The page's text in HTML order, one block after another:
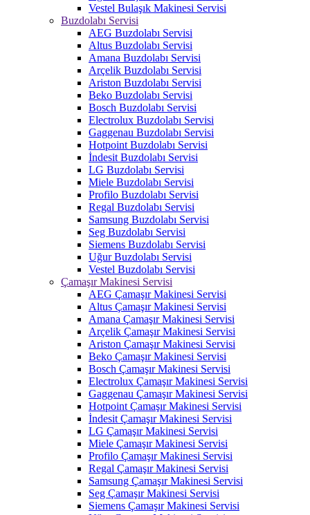
Vestel Bulaşık Makinesi Servisi
Buzdolabı Servisi
AEG Buzdolabı Servisi
Altus Buzdolabı Servisi
Amana Buzdolabı Servisi
Arçelik Buzdolabı Servisi
Ariston Buzdolabı Servisi
Beko Buzdolabı Servisi
Bosch Buzdolabı Servisi
Electrolux Buzdolabı Servisi
Gaggenau Buzdolabı Servisi
Hotpoint Buzdolabı Servisi
İndesit Buzdolabı Servisi
LG Buzdolabı Servisi
Miele Buzdolabı Servisi
Profilo Buzdolabı Servisi
Regal Buzdolabı Servisi
Samsung Buzdolabı Servisi
Seg Buzdolabı Servisi
Siemens Buzdolabı Servisi
Uğur Buzdolabı Servisi
Vestel Buzdolabı Servisi
Çamaşır Makinesi Servisi
AEG Çamaşır Makinesi Servisi
Altus Çamaşır Makinesi Servisi
Amana Çamaşır Makinesi Servisi
Arçelik Çamaşır Makinesi Servisi
Ariston Çamaşır Makinesi Servisi
Beko Çamaşır Makinesi Servisi
Bosch Çamaşır Makinesi Servisi
Electrolux Çamaşır Makinesi Servisi
Gaggenau Çamaşır Makinesi Servisi
Hotpoint Çamaşır Makinesi Servisi
İndesit Çamaşır Makinesi Servisi
LG Çamaşır Makinesi Servisi
Miele Çamaşır Makinesi Servisi
Profilo Çamaşır Makinesi Servisi
Regal Çamaşır Makinesi Servisi
Samsung Çamaşır Makinesi Servisi
Seg Çamaşır Makinesi Servisi
Siemens Çamaşır Makinesi Servisi